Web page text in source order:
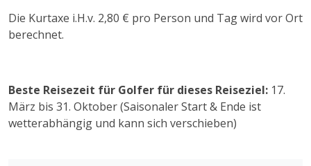
Die Kurtaxe i.H.v. 2,80 € pro Person und Tag wird vor Ort
berechnet.
Beste Reisezeit für Golfer für dieses Reiseziel: 17.
März bis 31. Oktober (Saisonaler Start & Ende ist
wetterabhängig und kann sich verschieben)